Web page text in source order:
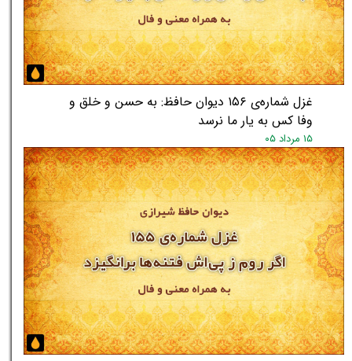
★★
غزل شماره‌ی ۱۵۶ دیوان حافظ: به حسن و خلق و
وفا کس به یار ما نرسد
۱۵ مرداد ۰۵